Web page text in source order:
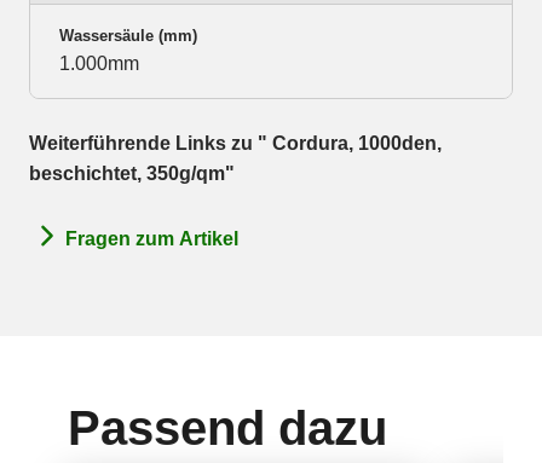
Wassersäule (mm)
1.000mm
Weiterführende Links zu " Cordura, 1000den,
beschichtet, 350g/qm"
Fragen zum Artikel
Passend dazu